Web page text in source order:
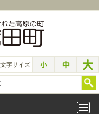
文字サイズ